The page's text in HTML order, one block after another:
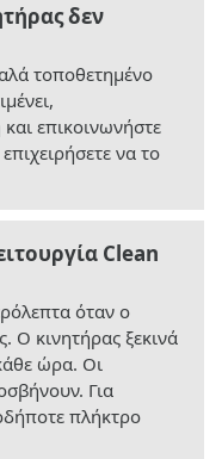
δεν
τοποθετημένο
και επικοινωνήστε
να το
Clean
όταν ο
Ο κινητήρας ξεκινά
ώρα. Οι
Για
πλήκτρο